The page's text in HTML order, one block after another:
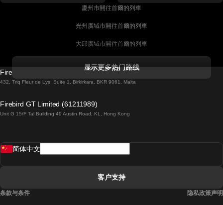
慶州市開往首爾的列車
光州廣域市開往首爾的列車
大邱廣域市開往首爾的列車
都柏林開往戈尔韦的列車
羅馬開往拿坡里的列車
显示更多热门路线
Firebird GT Limited (OC 1451)
432, Triq Fleur de Lys, Suite 1, Birkirkara, BKR 9061, Malta
Firebird GT Limited (61211989)
Unit G 15/F Tal Building 49 Austin Road, KL, Hong Kong
简体中文
客户支持
条款与条件 隐私政策声明